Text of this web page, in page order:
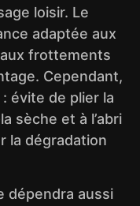
loisir. Le
adaptée aux
frottements
Cependant,
évite de plier la
sèche et à l’abri
la dégradation
dépendra aussi